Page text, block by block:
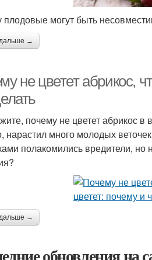
плодовые могут быть
→
не цветет абрикос,
почему не цветет абрикос в
нарастил много молодых
полакомились вредители,
→